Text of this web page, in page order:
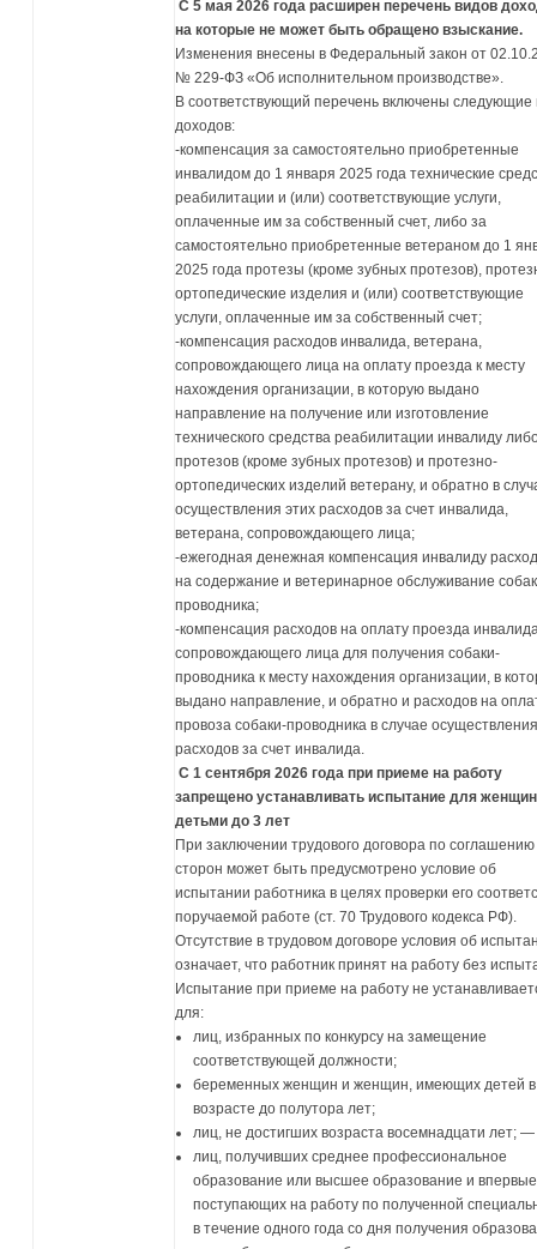
С 5 мая 2026 года расширен перечень видов
на которые не может быть обращено взыскание.
Изменения внесены в Федеральный закон от
№ 229-ФЗ «Об исполнительном производстве».
В соответствующий перечень включены следующие
доходов:
-компенсация за самостоятельно приобретенные
инвалидом до 1 января 2025 года технические
реабилитации и (или) соответствующие услуги,
оплаченные им за собственный счет, либо за
самостоятельно приобретенные ветераном до 1
2025 года протезы (кроме зубных протезов),
ортопедические изделия и (или) соответствующие
услуги, оплаченные им за собственный счет;
-компенсация расходов инвалида, ветерана,
сопровождающего лица на оплату проезда к месту
нахождения организации, в которую выдано
направление на получение или изготовление
технического средства реабилитации инвалиду
протезов (кроме зубных протезов) и протезно-
ортопедических изделий ветерану, и обратно в
осуществления этих расходов за счет инвалида,
ветерана, сопровождающего лица;
-ежегодная денежная компенсация инвалиду
на содержание и ветеринарное обслуживание
проводника;
-компенсация расходов на оплату проезда
сопровождающего лица для получения собаки-
проводника к месту нахождения организации, в
выдано направление, и обратно и расходов на
провоза собаки-проводника в случае
расходов за счет инвалида.
С 1 сентября 2026 года при приеме на работу
запрещено устанавливать испытание для
детьми до 3 лет
При заключении трудового договора по соглашению
сторон может быть предусмотрено условие об
испытании работника в целях проверки его
поручаемой работе (ст. 70 Трудового кодекса РФ).
Отсутствие в трудовом договоре условия об
означает, что работник принят на работу без
Испытание при приеме на работу не
для:
лиц, избранных по конкурсу на замещение
соответствующей должности;
беременных женщин и женщин, имеющих детей в
возрасте до полутора лет;
лиц, не достигших возраста восемнадцати лет; —
лиц, получивших среднее профессиональное
образование или высшее образование и впервые
поступающих на работу по полученной
в течение одного года со дня получения